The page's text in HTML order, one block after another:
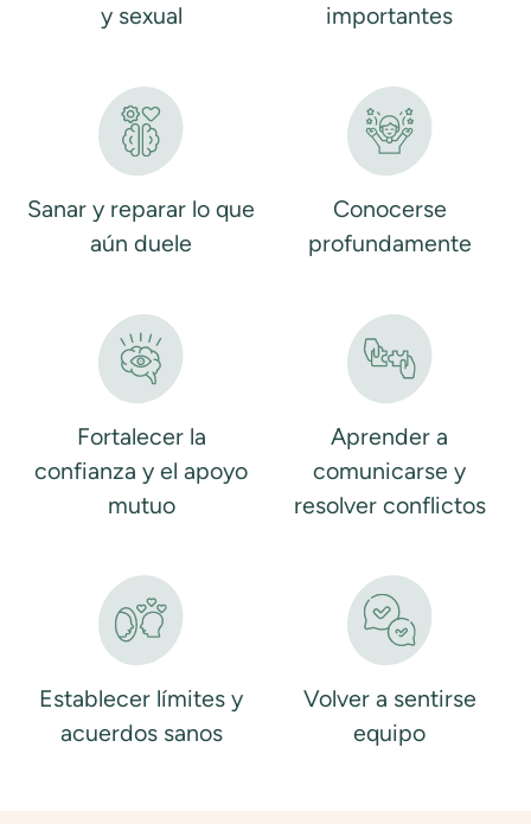
y sexual
importantes
Sanar y reparar lo que
aún duele
Conocerse
profundamente
Fortalecer la
confianza y el apoyo
mutuo
Aprender a
comunicarse y
resolver conflictos
Establecer límites y
acuerdos sanos
Volver a sentirse
equipo